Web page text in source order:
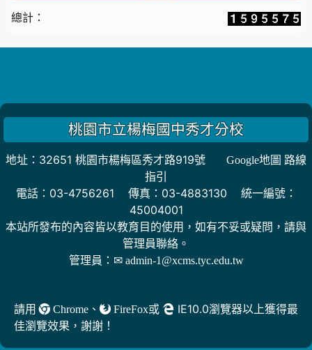
總計：
桃園市立楊梅國中秀才分校
地址：32651 桃園市楊梅區秀才路919號
Google地圖 路線
指引
電話：03-4756261 傳真：03-4883130 統一編號：
45004001
本站所發布的內容皆以教育目的使用，如有不妥或疑問，請與
管理員聯絡。
管理員： ✉ admin-1@xcms.tyc.edu.tw
請用 Chrome 、 FireFox或
IE10.0瀏覽器以上獲得最
佳瀏覽效果，謝謝！